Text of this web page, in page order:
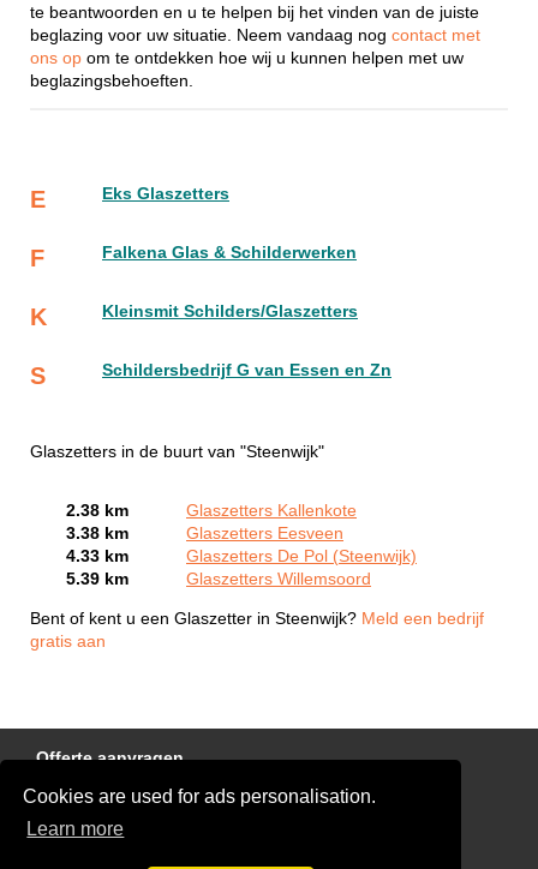
Cookies are used for ads personalisation.
Learn more
te beantwoorden en u te helpen bij het vinden van de juiste
beglazing voor uw situatie. Neem vandaag nog contact met
ons op om te ontdekken hoe wij u kunnen helpen met uw
beglazingsbehoeften.
E Eks Glaszetters
F Falkena Glas & Schilderwerken
K Kleinsmit Schilders/Glaszetters
S Schildersbedrijf G van Essen en Zn
Glaszetters in de buurt van "Steenwijk"
2.38 km
Glaszetters Kallenkote
3.38 km
Glaszetters Eesveen
4.33 km
Glaszetters De Pol (Steenwijk)
5.39 km
Glaszetters Willemsoord
Bent of kent u een Glaszetter in Steenwijk? Meld een bedrijf
gratis aan
Offerte aanvragen
Links
Disclaimer